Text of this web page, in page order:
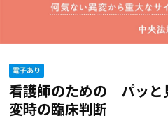
看護師のための パッと
変時の臨床判断